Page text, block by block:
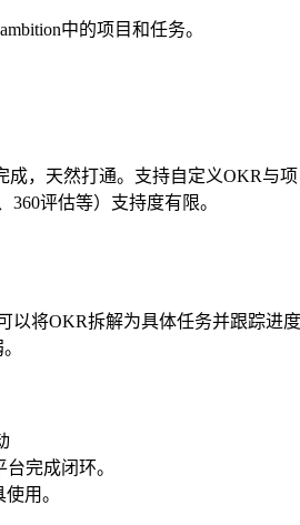
中的项目和任务。
，天然打通。支持自定义OKR与项
评估等）支持度有限。
以将OKR拆解为具体任务并跟踪进度
完成闭环。
用。